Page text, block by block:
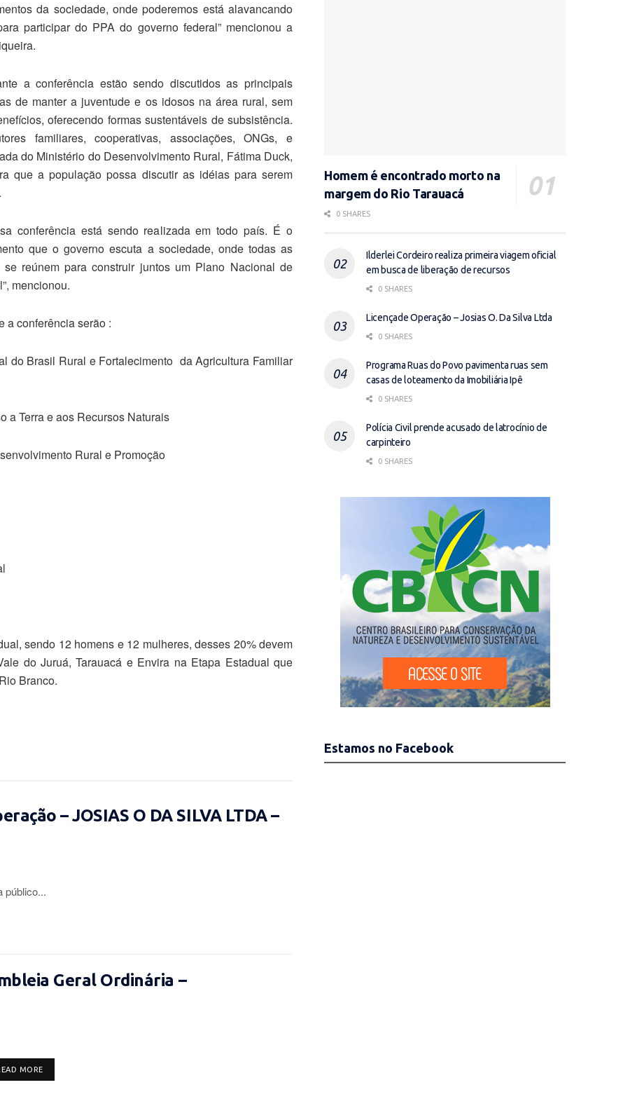
da sociedade, onde poderemos está alavancando
participar do PPA do governo federal” mencionou a
a conferência estão sendo discutidos as principais
de manter a juventude e os idosos na área rural, sem
oferecendo formas sustentáveis de subsistência.
familiares, cooperativas, associações, ONGs, e
do Ministério do Desenvolvimento Rural, Fátima Duck,
que a população possa discutir as idéias para serem
conferência está sendo realizada em todo país. É o
que o governo escuta a sociedade, onde todas as
reúnem para construir juntos um Plano Nacional de
mencionou.
a conferência serão :
do Brasil Rural e Fortalecimento da Agricultura Familiar
a Terra e aos Recursos Naturais
Rural e Promoção
sendo 12 homens e 12 mulheres, desses 20% devem
do Juruá, Tarauacá e Envira na Etapa Estadual que
Branco.
– JOSIAS O DA SILVA LTDA –
público...
Geral Ordinária –
MOREDETAILS
Homem é encontrado morto na
margem do Rio Tarauacá
0 SHARES
Ilderlei Cordeiro realiza primeira viagem oficial
em busca de liberação de recursos
0 SHARES
Licençade Operação – Josias O. Da Silva Ltda
0 SHARES
Programa Ruas do Povo pavimenta ruas sem
casas de loteamento da Imobiliária Ipê
0 SHARES
Polícia Civil prende acusado de latrocínio de
carpinteiro
0 SHARES
Estamos no Facebook